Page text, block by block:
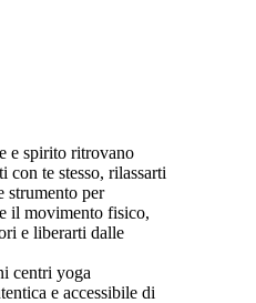
e spirito ritrovano
te stesso, rilassarti
strumento per
il movimento fisico,
e liberarti dalle
centri yoga
e accessibile di